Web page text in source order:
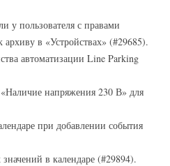
у пользователя с правами
в «Устройствах» (#29685).
автоматизации Line Parking
напряжения 230 В» для
при добавлении события
в календаре (#29894).